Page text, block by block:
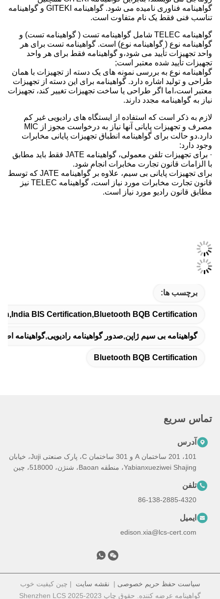
گواهینامه فناوری نامیده می شود. گواهینامه GITEKI و گواهینامه
تناسب فنی فقط یک نام متفاوت است.
گواهینامه TELEC شامل گواهینامه تست ( گواهینامه تست) و
گواهینامه نوع ( گواهینامه نوع) است. گواهینامه تست برای هر
واحد تجهیزات تأیید می شود،و گواهینامه فقط برای هر واحد
تجهیزات تأیید شده معتبر است;
گواهینامه نوع به بررسی نمونه های یک دسته از تجهیزات با همان
طراحی و تولید اشاره دارد. گواهینامه برای این دسته از تجهیزات
معتبر است،اما اگر طراحی یا ساخت تجهیزات تغییر کند، تجهیزات
نیاز به گواهینامه مجدد دارند.
لازم به ذکر است که استفاده از ایستگاه های رادیویی غیر کم
مصرف و تجهیزات پایانی آنها نیاز به درخواست مجوز از MIC
دارد.دو حالت برای گواهینامه انطباق تجهیزات پایانی مخابرات
وجود دارد:
· برای تجهیزات تلفن معمولی، گواهینامه JATE فقط باید مطابق
با الزامات قانون تجارت مخابرات انجام شود.
برای تجهیزات پایانی بی سیم، علاوه بر گواهینامه JATE که توسط
قانون تجارت مخابرات مورد نیاز است، گواهینامه TELEC نیز
مطابق قانون رادیو مورد نیاز است.
86-138-2885-4320
ایمیل
edison.xia@lcs-cert.com
|
Compliance Testing Laboratory Ltd. . تمامی حقوق محفوظ است.